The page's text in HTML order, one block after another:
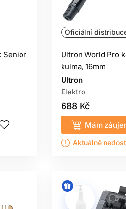
Senior
Oficiální
Ultron World Pro
kulma, 16mm
Ultron
Elektro
688 Kč
Mám
Aktuálně